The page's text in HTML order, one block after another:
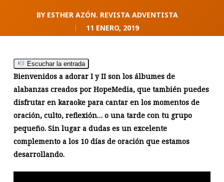
BY ESTHER AZÓN. REVISTA ADVENTISTA
11 ENERO, 2019
Escuchar la entrada
Bienvenidos a adorar I y II son los álbumes de
alabanzas creados por HopeMedia, que también puedes
disfrutar en karaoke para cantar en los momentos de
oración, culto, reflexión… o una tarde con tu grupo
pequeño. Sin lugar a dudas es un excelente
complemento a los 10 días de oración que estamos
desarrollando.